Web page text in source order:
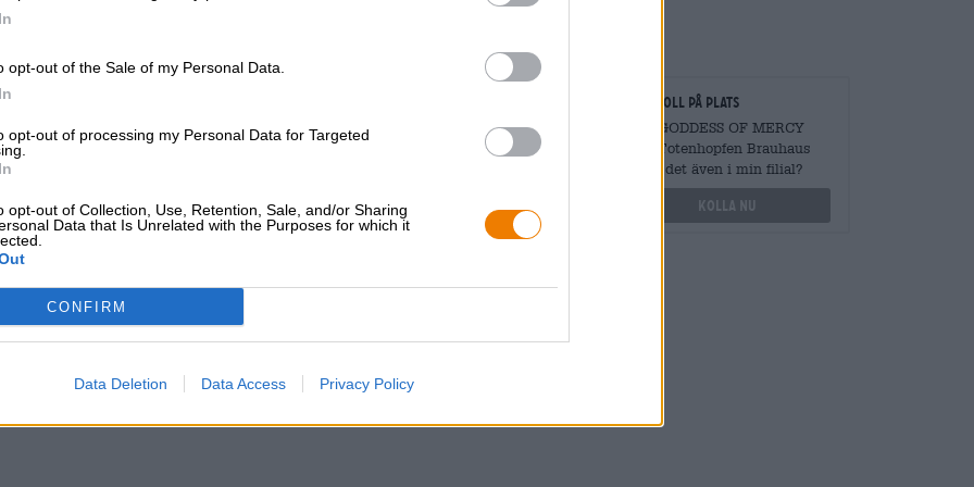
opt-out of the Sale of my Personal Data.
opt-out of processing my Personal Data for Targeted
opt-out of Collection, Use, Retention, Sale, and/or Sharing
Data that Is Unrelated with the Purposes for which it
CONFIRM
Data Deletion Data Access Privacy Policy
Har du frågor om denna öl? Vi
finns här för dig.
Vill du köpa större kvantiteter
Kontroll på plats
Vara GODDESS OF MERCY
från Totenhopfen Brauhaus
Finns det även i min filial?
Kolla nu